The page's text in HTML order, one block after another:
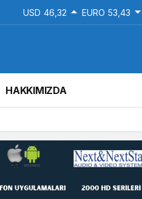
USD 46,32 EURO 53,43
HAKKIMIZDA